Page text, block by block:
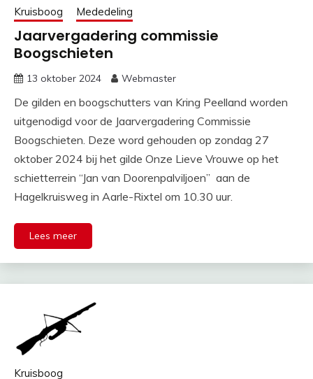
Kruisboog Mededeling
Jaarvergadering commissie
Boogschieten
13 oktober 2024 Webmaster
De gilden en boogschutters van Kring Peelland worden
uitgenodigd voor de Jaarvergadering Commissie
Boogschieten. Deze word gehouden op zondag 27
oktober 2024 bij het gilde Onze Lieve Vrouwe op het
schietterrein “Jan van Doorenpalviljoen” aan de
Hagelkruisweg in Aarle-Rixtel om 10.30 uur.
Lees meer
Kruisboog